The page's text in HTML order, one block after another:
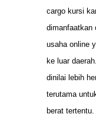
cargo kursi
dimanfaatkan
usaha online
ke luar
dinilai lebih
terutama
berat